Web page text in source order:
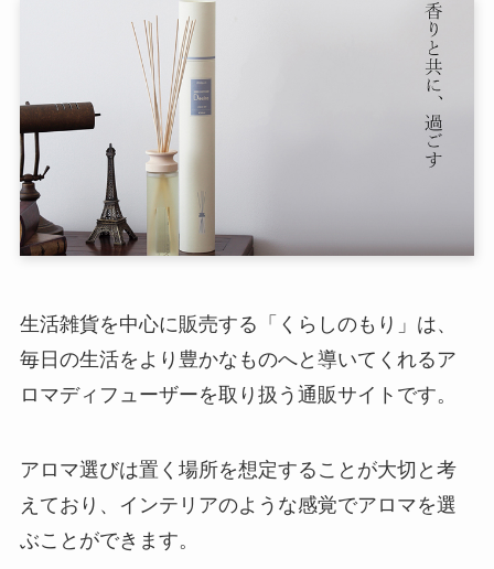
生活雑貨を中心に販売する「くらしのもり」は、
毎日の生活をより豊かなものへと導いてくれるア
ロマディフューザーを取り扱う通販サイトです。
アロマ選びは置く場所を想定することが大切と考
えており、インテリアのような感覚でアロマを選
ぶことができます。